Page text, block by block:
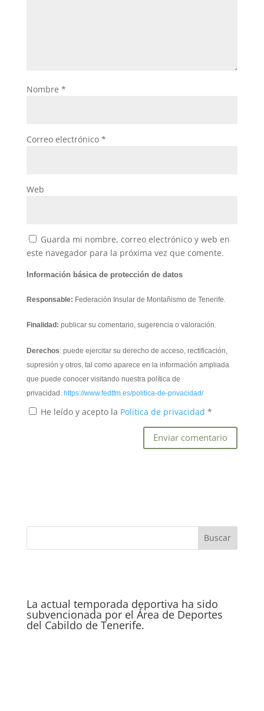
Nombre *
Correo electrónico *
Web
Guarda mi nombre, correo electrónico y web en
este navegador para la próxima vez que comente.
Información básica de protección de datos
Responsable: Federación Insular de Montañismo de Tenerife.
Finalidad: publicar su comentario, sugerencia o valoración.
Derechos: puede ejercitar su derecho de acceso, rectificación,
supresión y otros, tal como aparece en la información ampliada
que puede conocer visitando nuestra política de
privacidad. https://www.fedtfm.es/politica-de-privacidad/
He leído y acepto la Política de privacidad *
La actual temporada deportiva ha sido
subvencionada por el Área de Deportes
del Cabildo de Tenerife.